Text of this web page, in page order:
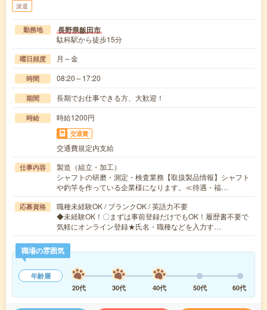
派遣
勤務地 長野県飯田市
駄科駅から徒歩15分
曜日頻度 月～金
時間 08:20～17:20
期間 長期でお仕事できる方、大歓迎！
時給 時給1200円
交通費
交通費規定内支給
仕事内容
製造（組立・加工）
シャフトの研磨・測定・検査業務【取扱製品情報】シャフト
や釣竿を作っている企業様になります。≪待遇・福…
応募資格
職種未経験OK / ブランクOK / 英語力不要
◆未経験OK！〇まずは事前登録だけでもOK！履歴書不要で
気軽にオンライン登録★氏名・職種などを入力す…
職場の雰囲気
年齢層
20代
30代 40代 50代 60代